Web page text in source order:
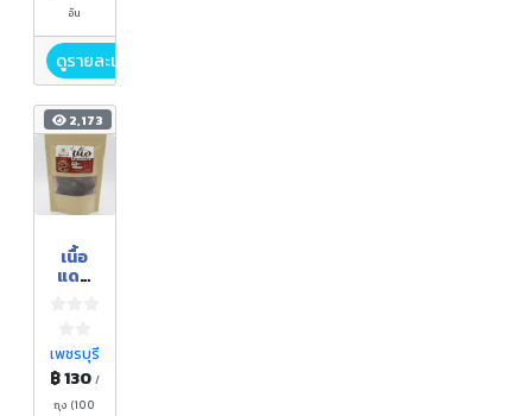
อัน
ดูรายละเอียด
2,173
เนื้อ
แดด
(รส
หวาน)
เพชรบุรี
฿ 130 /
ถุง (100